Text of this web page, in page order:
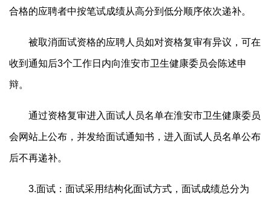
合格的应聘者中按笔试成绩从高分到低分顺序依次递补。
被取消面试资格的应聘人员如对资格复审有异议，可在
收到通知后3个工作日内向淮安市卫生健康委员会陈述申
辩。
通过资格复审进入面试人员名单在淮安市卫生健康委员
会网站上公布，并发给面试通知书，进入面试人员名单公布
后不再递补。
3.面试：面试采用结构化面试方式，面试成绩总分为